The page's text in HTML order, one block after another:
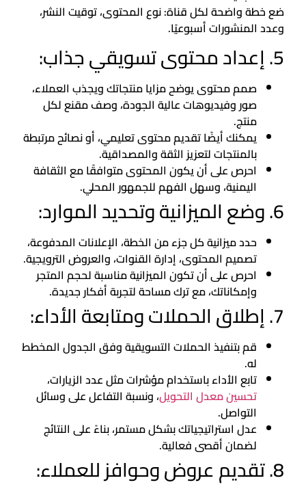
ضع خطة واضحة لكل قناة: نوع المحتوى، توقيت النشر،
وعدد المنشورات أسبوعيًا.
5. إعداد محتوى تسويقي جذاب:
صمم محتوى يوضح مزايا منتجاتك ويجذب العملاء،
صور وفيديوهات عالية الجودة، وصف مقنع لكل
منتج.
يمكنك أيضًا تقديم محتوى تعليمي، أو نصائح مرتبطة
بالمنتجات لتعزيز الثقة والمصداقية.
احرص على أن يكون المحتوى متوافقًا مع الثقافة
اليمنية، وسهل الفهم للجمهور المحلي.
6. وضع الميزانية وتحديد الموارد:
حدد ميزانية كل جزء من الخطة، الإعلانات المدفوعة،
تصميم المحتوى، إدارة القنوات، والعروض الترويجية.
احرص على أن تكون الميزانية مناسبة لحجم المتجر
وإمكاناتك، مع ترك مساحة لتجربة أفكار جديدة.
7. إطلاق الحملات ومتابعة الأداء:
قم بتنفيذ الحملات التسويقية وفق الجدول المخطط
له.
تابع الأداء باستخدام مؤشرات مثل عدد الزيارات،
تحسين معدل التحويل، ونسبة التفاعل على وسائل
التواصل.
عدل استراتيجياتك بشكل مستمر، بناءً على النتائج
لضمان أقصى فعالية.
8. تقديم عروض وحوافز للعملاء: